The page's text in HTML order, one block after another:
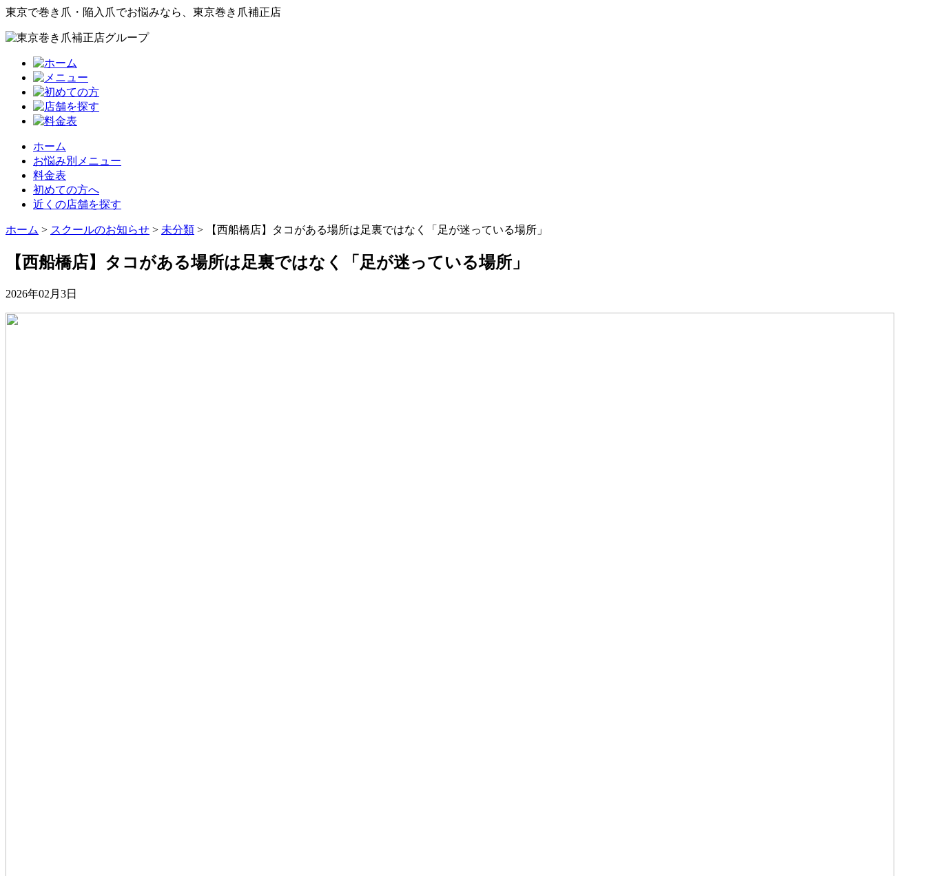
東京で巻き爪・陥入爪でお悩みなら、東京巻き爪補正店
ホーム
お悩み別メニュー
料金表
初めての方へ
近くの店舗を探す
ホーム > スクールのお知らせ > 未分類 > 【西船橋店】タコがある場所は足裏ではなく「足が迷っている場所」
【西船橋店】タコがある場所は足裏ではなく「足が迷っている場所」
2026年02月3日